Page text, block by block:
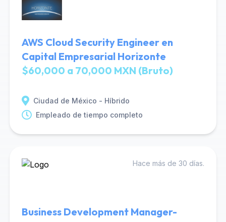
AWS Cloud Security Engineer en
Capital Empresarial Horizonte
$60,000 a 70,000 MXN (Bruto)
Ciudad de México - Híbrido
Empleado de tiempo completo
Hace más de 30 días.
Business Development Manager-